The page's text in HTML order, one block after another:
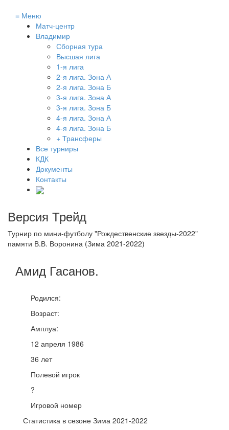
≡ Меню
Матч-центр
Владимир
Сборная тура
Высшая лига
1-я лига
2-я лига. Зона А
2-я лига. Зона Б
3-я лига. Зона А
3-я лига. Зона Б
4-я лига. Зона А
4-я лига. Зона Б
+ Трансферы
Все турниры
КДК
Документы
Контакты
Версия Трейд
Турнир по мини-футболу "Рождественские звезды-2022"
памяти В.В. Воронина (Зима 2021-2022)
Амид Гасанов.
Родился:
Возраст:
Амплуа:
12 апреля 1986
36 лет
Полевой игрок
?
Игровой номер
Статистика в сезоне Зима 2021-2022